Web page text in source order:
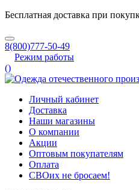
Бесплатная доставка при
8(800)777-50-49
Режим работы
()
Личный кабинет
Доставка
Наши магазины
О компании
Акции
Оптовым покупателям
Оплата
СВОих не бросаем!